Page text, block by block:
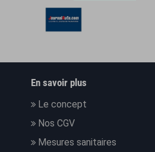
En savoir plus
Le concept
Nos CGV
Mesures sanitaires